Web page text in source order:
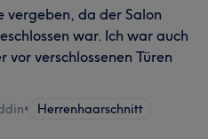
vergeben, da der Salon
war. Ich war auch
vor verschlossenen Türen
• Herrenhaarschnitt